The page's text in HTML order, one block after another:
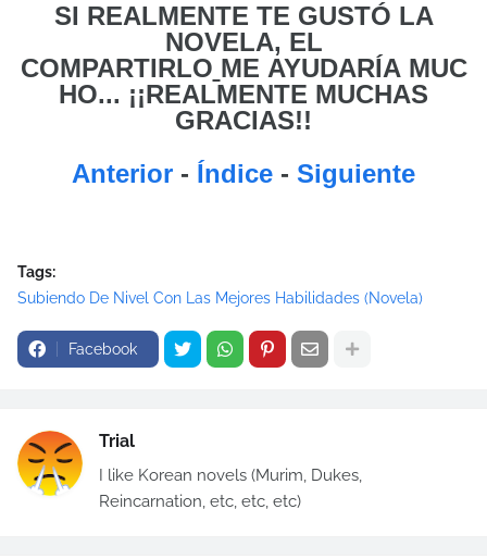
SI REALMENTE TE GUSTÓ LA
NOVELA, EL
COMPARTIRLO ME AYUDARÍA MUC
HO... ¡¡REALMENTE MUCHAS
GRACIAS!!
Anterior - Índice - Siguiente
Tags:
Subiendo De Nivel Con Las Mejores Habilidades (Novela)
Facebook
Trial
I like Korean novels (Murim, Dukes,
Reincarnation, etc, etc, etc)